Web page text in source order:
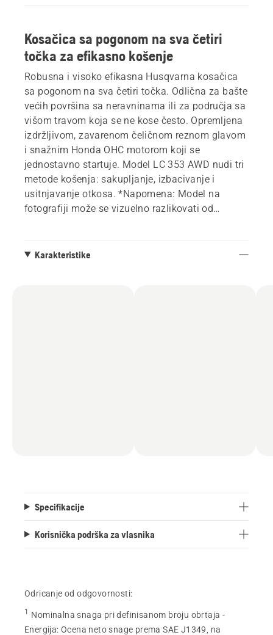
Kosačica sa pogonom na sva četiri
točka za efikasno košenje
Robusna i visoko efikasna Husqvarna kosačica
sa pogonom na sva četiri točka. Odlična za bašte
većih površina sa neravninama ili za područja sa
višom travom koja se ne kose često. Opremljena
izdržljivom, zavarenom čeličnom reznom glavom
i snažnim Honda OHC motorom koji se
jednostavno startuje. Model LC 353 AWD nudi tri
metode košenja: sakupljanje, izbacivanje i
usitnjavanje otkosa. *Napomena: Model na
fotografiji može se vizuelno razlikovati od
Karakteristike
Specifikacije
Korisnička podrška za vlasnika
Odricanje od odgovornosti:
1 Nominalna snaga pri definisanom broju obrtaja -
Energija:Ocena neto snage prema SAE J1349, na